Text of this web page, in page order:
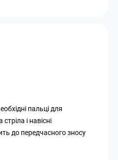
пальці для
і навісні
до передчасного зносу